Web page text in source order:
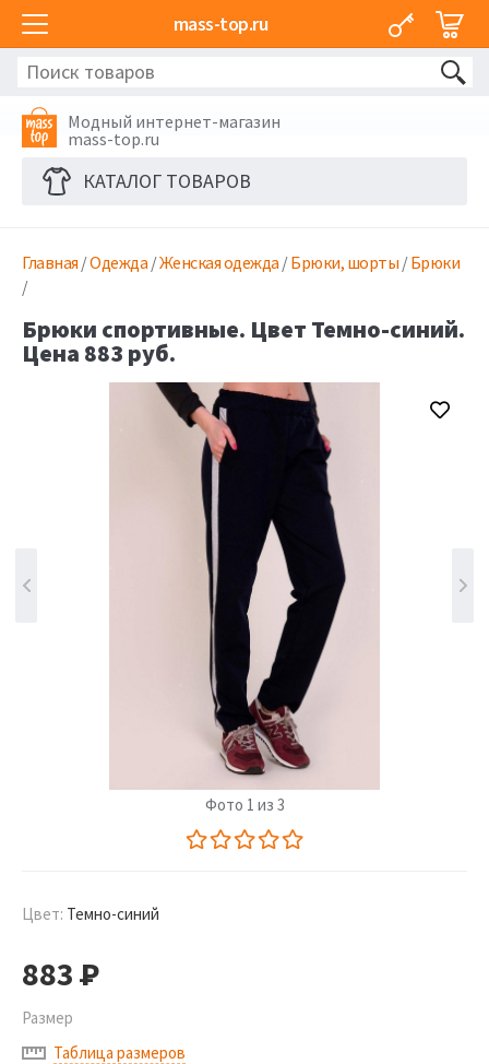
mass-top.ru
Модный интернет-магазин
mass-top.ru
КАТАЛОГ ТОВАРОВ
Главная /Одежда /Женская одежда /Брюки, шорты /Брюки
/
Брюки спортивные. Цвет Темно-синий.
Цена 883 руб.
Фото 1 из 3
Цвет: Темно-синий
883Р
Размер
Таблица размеров